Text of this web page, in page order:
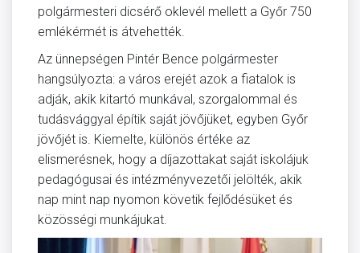
polgármesteri dicsérő oklevél mellett a Győr 750
emlékérmét is átvehették.
Az ünnepségen Pintér Bence polgármester
hangsúlyozta: a város erejét azok a fiatalok is
adják, akik kitartó munkával, szorgalommal és
tudásvággyal építik saját jövőjüket, egyben Győr
jövőjét is. Kiemelte, különös értéke az
elismerésnek, hogy a díjazottakat saját iskolájuk
pedagógusai és intézményvezetői jelölték, akik
nap mint nap nyomon követik fejlődésüket és
közösségi munkájukat.